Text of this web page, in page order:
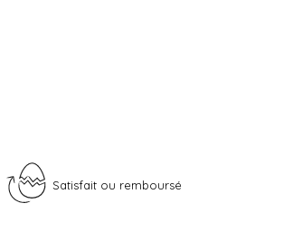
Satisfait ou remboursé